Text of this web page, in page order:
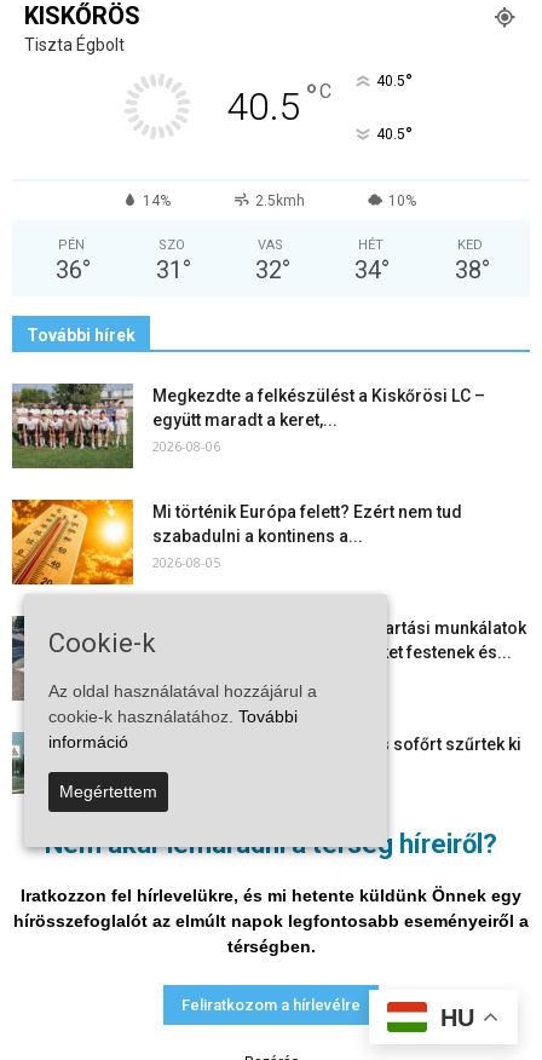
Nem akar lemaradni a térség híreiről?
Iratkozzon fel hírlevelükre, és mi hetente küldünk Önnek egy
hírösszefoglalót az elmúlt napok legfontosabb eseményeiről a
térségben.
Feliratkozom a hírlevélre
KISKŐRÖS
Tiszta Égbolt
40.5 °C 40.5°
40.5°
14% 2.5kmh 10%
PÉN
36°
SZO
31 °
VAS
32°
HÉT
34°
KED
38°
További hírek
Megkezdte a felkészülést a Kiskőrösi LC –
együtt maradt a keret,...
2026-08-06
Mi történik Európa felett? Ezért nem tud
szabadulni a kontinens a...
2026-08-05
Folyamatosak a nyári karbantartási munkálatok
Kiskőrösön – útburkolati jeleket festenek és...
Több száz gyorshajtót és ittas sofőrt szűrtek ki
Bács-Kiskun útjain –...
2026-08-04
Elektronikus nyugtaadat-szolgáltatás: négy
hónapos átállási időszakot biztosít a NAV a
vállalkozásoknak
Adatvédelmi nyilatkozat Médiaajánlat Impresszum
HU
Cookie-k
Az oldal használatával hozzájárul a
cookie-k használatához. További
információ
Megértettem